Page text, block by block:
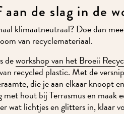
aan de slag in de
klimaatneutraal? Doe dan
van recyclemateriaal.
deworkshop van het Broeii
recycled plastic. Met de
die je aan elkaar knoopt
met hout bij Terrasmus en maak
wat lichtjes en glitters in, klaar